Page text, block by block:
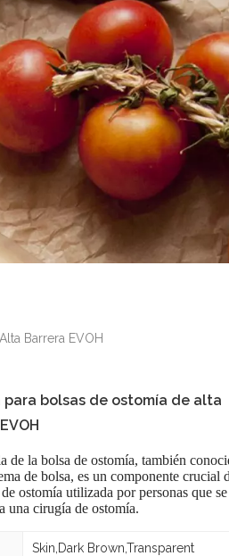
Barrera EVOH
para bolsas de ostomía de alta
de la bolsa de ostomía, también
de bolsa, es un componente crucial
ostomía utilizada por personas que
una cirugía de ostomía.
Skin,Dark Brown,Transparent